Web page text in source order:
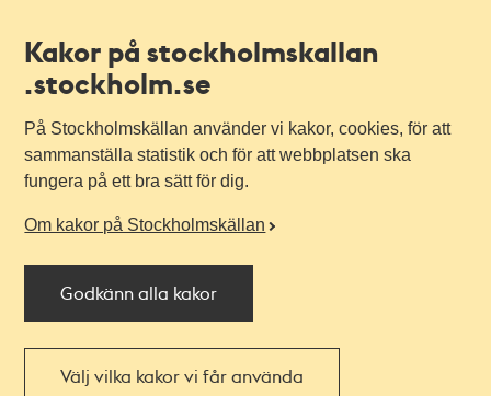
Kakor på stockholmskallan
.stockholm.se
På Stockholmskällan använder vi kakor, cookies, för att
sammanställa statistik och för att webbplatsen ska
fungera på ett bra sätt för dig.
Om kakor på Stockholmskällan
Godkänn alla kakor
Välj vilka kakor vi får använda